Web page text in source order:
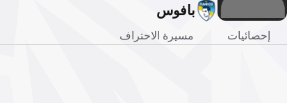
بافوس
إحصائيات مسيرة الاحتراف